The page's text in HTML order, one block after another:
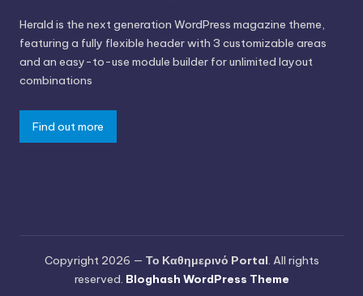
Herald is the next generation WordPress magazine theme,
featuring a fully flexible header with 3 customizable areas
and an easy-to-use module builder for unlimited layout
combinations
Find out more
Copyright 2026 — Το Καθημερινό Portal. All rights
reserved. Bloghash WordPress Theme